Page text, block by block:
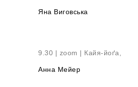
Яна Виговська
9.30 | zoom | Кайя-йоґа,
Анна Мейер